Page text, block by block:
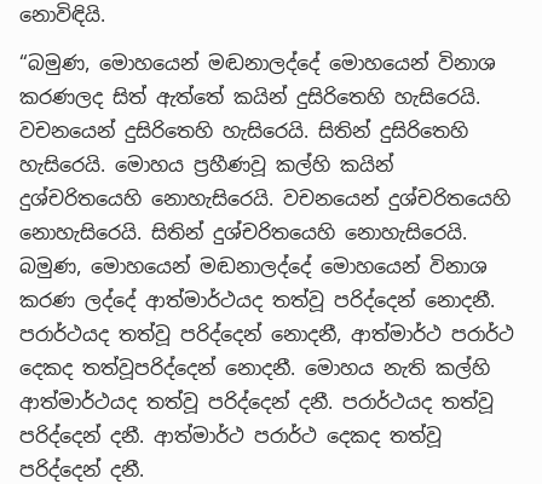
නොවිඳියි.
“බමුණ, මොහයෙන් මඬනාලද්දේ මොහයෙන් විනාශ
කරණලද සිත් ඇත්තේ කයින් දුසිරිතෙහි හැසිරෙයි.
වචනයෙන් දුසිරිතෙහි හැසිරෙයි. සිතින් දුසිරිතෙහි
හැසිරෙයි. මොහය ප්‍රහීණවූ කල්හි කයින්
දුශ්චරිතයෙහි නොහැසිරෙයි. වචනයෙන් දුශ්චරිතයෙහි
නොහැසිරෙයි. සිතින් දුශ්චරිතයෙහි නොහැසිරෙයි.
බමුණ, මොහයෙන් මඬනාලද්දේ මොහයෙන් විනාශ
කරණ ලද්දේ ආත්මාර්ථයද තත්වූ පරිද්දෙන් නොදනී.
පරාර්ථයද තත්වූ පරිද්දෙන් නොදනී, ආත්මාර්ථ පරාර්ථ
දෙකද තත්වූපරිද්දෙන් නොදනී. මොහය නැති කල්හි
ආත්මාර්ථයද තත්වූ පරිද්දෙන් දනී. පරාර්ථයද තත්වූ
පරිද්දෙන් දනී. ආත්මාර්ථ පරාර්ථ දෙකද තත්වූ
පරිද්දෙන් දනී.